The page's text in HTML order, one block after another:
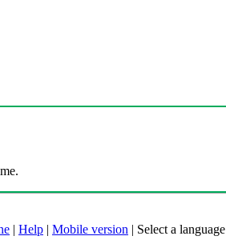
| Help | Mobile version | Select a language